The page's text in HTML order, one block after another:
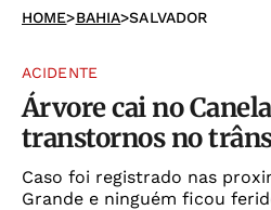
HOME>BAHIA>SALVADOR
ACIDENTE
Árvore cai no
transtornos no
Caso foi registrado nas
Grande e ninguém ficou